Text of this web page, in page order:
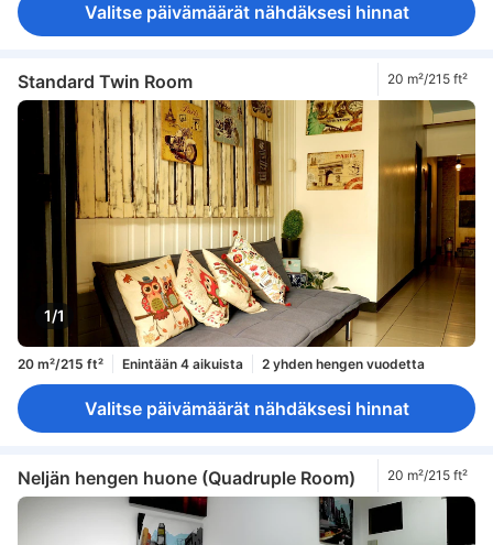
Valitse päivämäärät nähdäksesi hinnat
Standard Twin Room 20 m²/215 ft²
1/1
20 m²/215 ft² Enintään 4 aikuista 2 yhden hengen vuodetta
Valitse päivämäärät nähdäksesi hinnat
Neljän hengen huone (Quadruple Room) 20 m²/215 ft²